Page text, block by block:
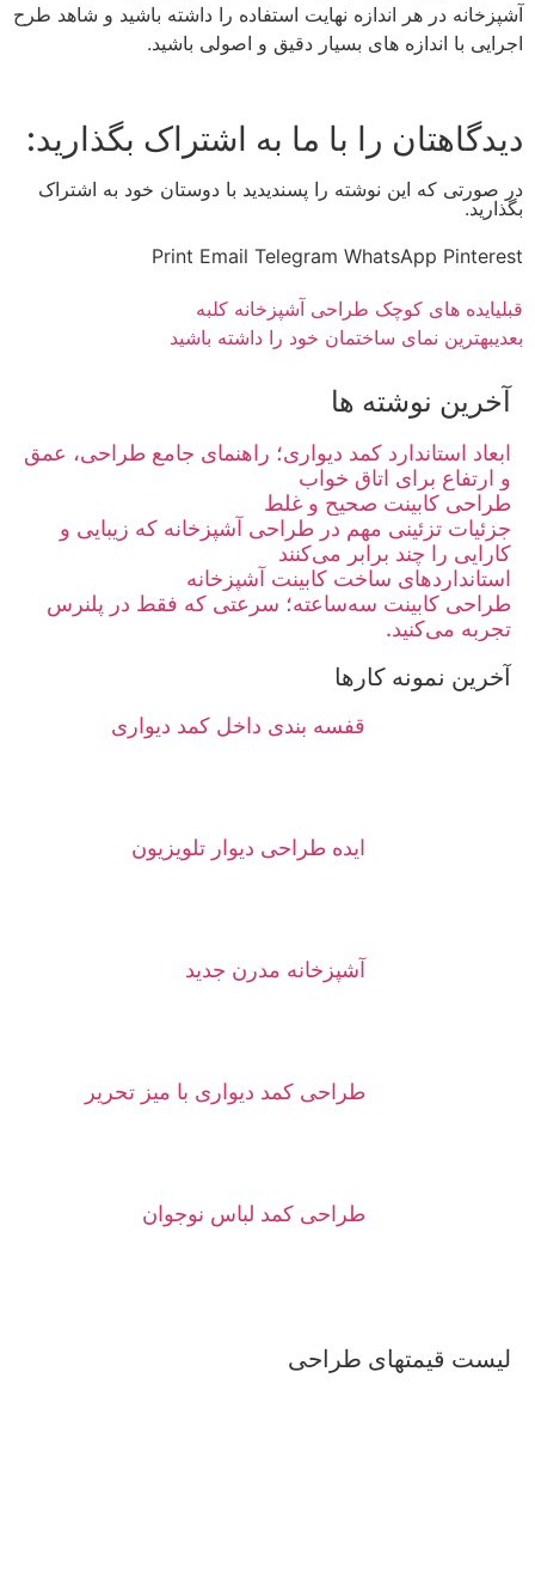
آشپزخانه در هر اندازه نهایت استفاده را داشته باشید و شاهد طرح
اجرایی با اندازه های بسیار دقیق و اصولی باشید.
دیدگاهتان را با ما به اشتراک بگذارید:
در صورتی که این نوشته را پسندیدید با دوستان خود به اشتراک
بگذارید.
Pinterest
WhatsApp
Telegram
Email
Print
قبلیایده های کوچک طراحی آشپزخانه کلبه
بعدیبهترین نمای ساختمان خود را داشته باشید
آخرین نوشته ها
ابعاد استاندارد کمد دیواری؛ راهنمای جامع طراحی، عمق
و ارتفاع برای اتاق خواب
طراحی کابینت صحیح و غلط
جزئیات تزئینی مهم در طراحی آشپزخانه که زیبایی و
کارایی را چند برابر می‌کنند
استانداردهای ساخت کابینت آشپزخانه
طراحی کابینت سه‌ساعته؛ سرعتی که فقط در پلنرس
تجربه می‌کنید.
آخرین نمونه کارها
قفسه بندی داخل کمد دیواری
ایده طراحی دیوار تلویزیون
آشپزخانه مدرن جدید
طراحی کمد دیواری با میز تحریر
طراحی کمد لباس نوجوان
لیست قیمتهای طراحی